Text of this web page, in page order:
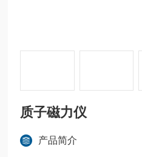
质子磁力仪
产品简介